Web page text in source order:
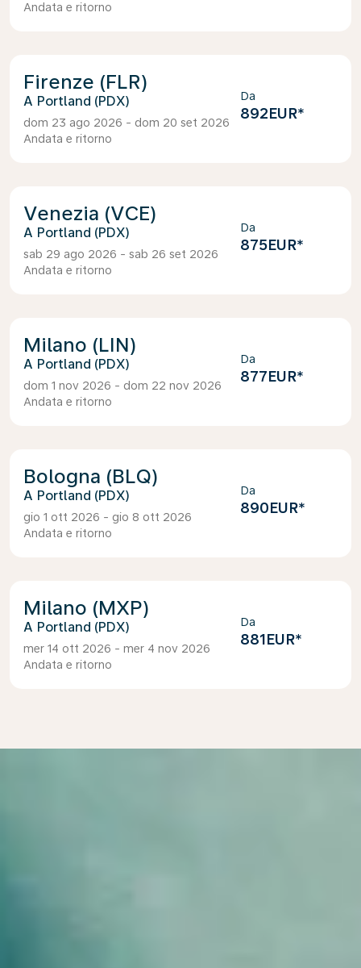
Andata e ritorno
Firenze (FLR)
Portland (PDX)
dom 23 ago 2026 - dom 20 set 2026
Andata e ritorno
Da
892EUR*
Venezia (VCE)
Portland (PDX)
sab 29 ago 2026 - sab 26 set 2026
Andata e ritorno
Da
875EUR*
Milano (LIN)
Portland (PDX)
dom 1 nov 2026 - dom 22 nov 2026
Andata e ritorno
Da
877EUR*
Bologna (BLQ)
Portland (PDX)
gio 1 ott 2026 - gio 8 ott 2026
Andata e ritorno
Da
890EUR*
Milano (MXP)
Portland (PDX)
mer 14 ott 2026 - mer 4 nov 2026
Andata e ritorno
Da
881EUR*